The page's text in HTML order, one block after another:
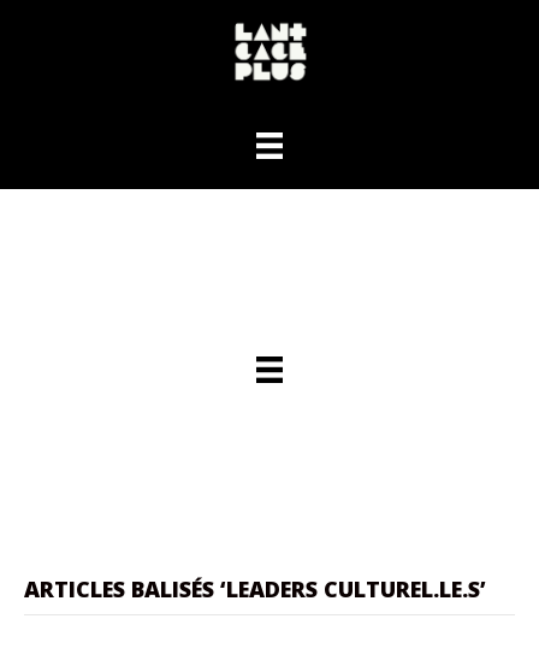
ARTICLES BALISÉS ‘LEADERS CULTUREL.LE.S’